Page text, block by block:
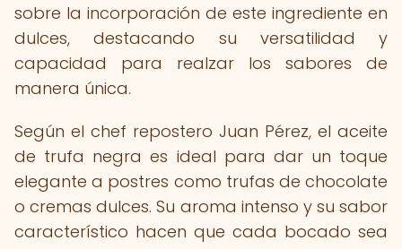
sobre la incorporación de este ingrediente en
dulces, destacando su versatilidad y
capacidad para realzar los sabores de
manera única.
Según el chef repostero Juan Pérez, el aceite
de trufa negra es ideal para dar un toque
elegante a postres como trufas de chocolate
o cremas dulces. Su aroma intenso y su sabor
característico hacen que cada bocado sea